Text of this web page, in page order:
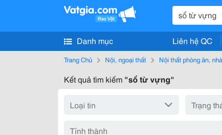
Danh mục Liên hệ QC
Trang Chủ Nội, ngoại thất Nội thất phòng ăn,
Kết quả tìm kiếm "sổ từ vựng"